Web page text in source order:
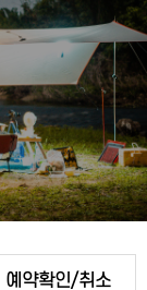
예약확인/취소